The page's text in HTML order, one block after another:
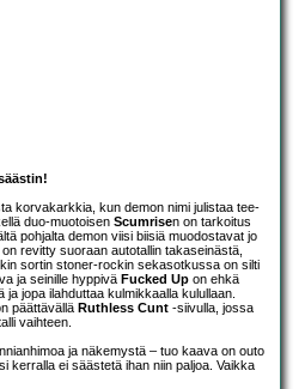
korvakarkkia, kun demon nimi julistaa tee-
duo-muotoisen Scumrisen on tarkoitus
pohjalta demon viisi biisiä muodostavat jo
revitty suoraan autotallin takaseinästä,
sortin stoner-rockin sekasotkussa on silti
ja seinille hyppivä Fucked Up on ehkä
jopa ilahduttaa kulmikkaalla kulullaan.
päättävällä Ruthless Cunt -siivulla, jossa
vaihteen.
ja näkemystä – tuo kaava on outo
kerralla ei säästetä ihan niin paljoa. Vaikka